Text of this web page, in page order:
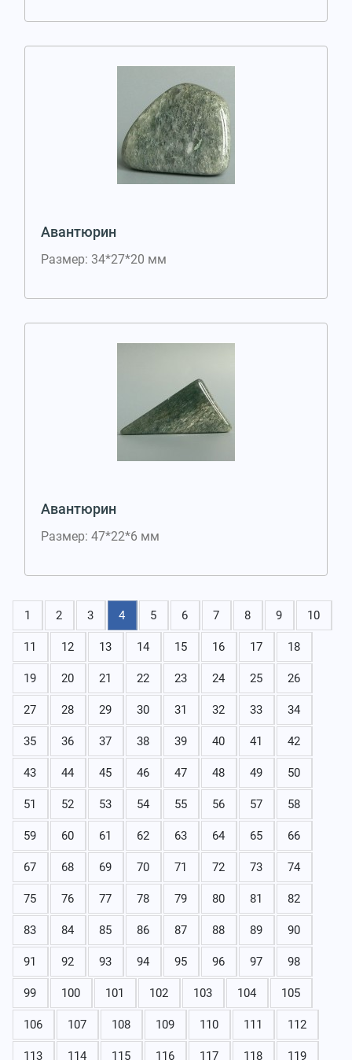
Авантюрин
Размер: 34*27*20 мм
Авантюрин
Размер: 47*22*6 мм
1 2 3 4 5 6 7 8 9 10
11 12 13 14 15 16 17 18
19 20 21 22 23 24 25 26
27 28 29 30 31 32 33 34
35 36 37 38 39 40 41 42
43 44 45 46 47 48 49 50
51 52 53 54 55 56 57 58
59 60 61 62 63 64 65 66
67 68 69 70 71 72 73 74
75 76 77 78 79 80 81 82
83 84 85 86 87 88 89 90
91 92 93 94 95 96 97 98
99 100 101 102 103 104 105
106 107 108 109 110 111 112
113 114 115 116 117 118 119